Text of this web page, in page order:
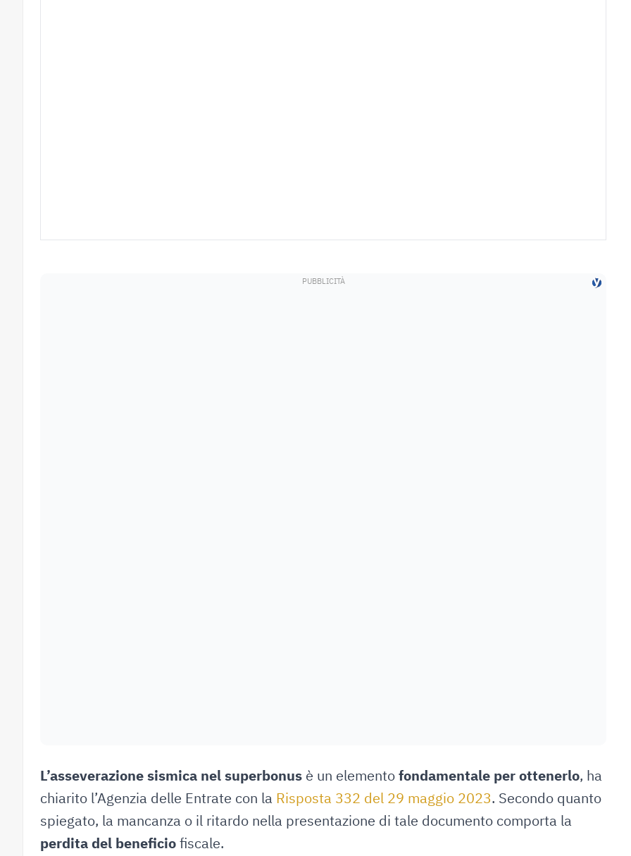
L’asseverazione sismica nel superbonus è un elementofondamentale per ottenerlo, ha
chiarito l’Agenzia delle Entrate con la Risposta 332 del 29 maggio 2023. Secondo quanto
spiegato, la mancanza o il ritardo nella presentazione di tale documento comporta la
perdita del beneficiofiscale.